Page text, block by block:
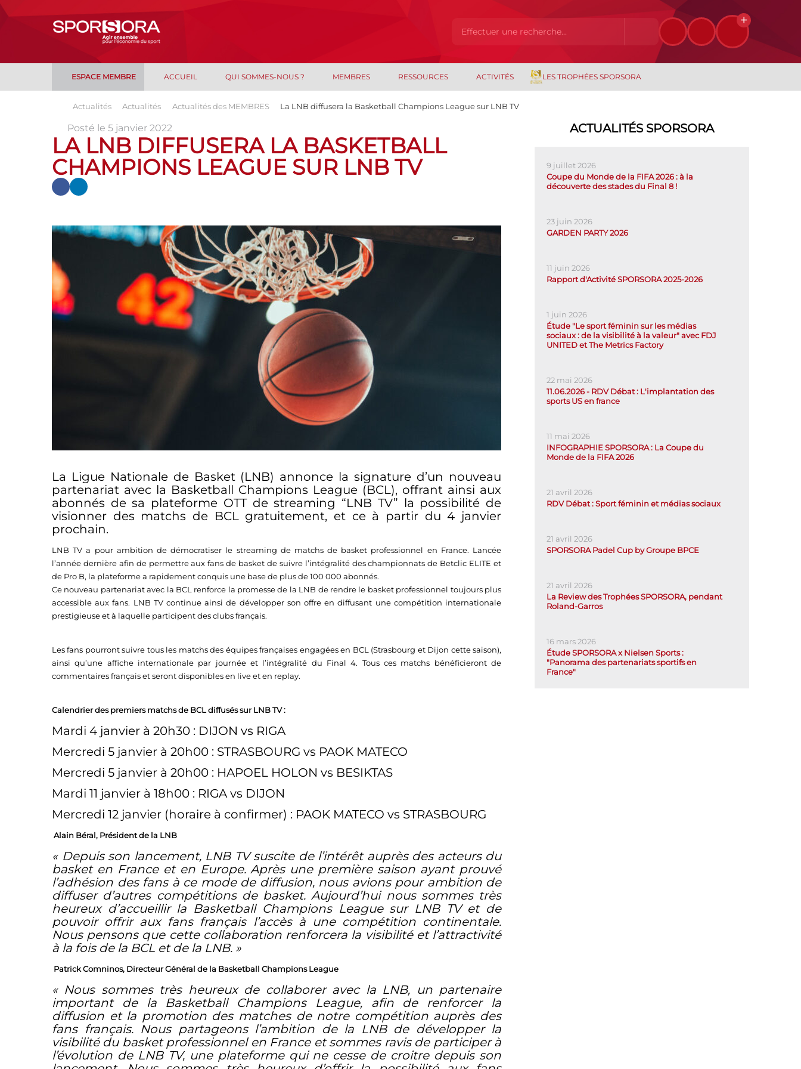
ESPACE MEMBRE ACCUEIL QUI SOMMES-NOUS ? MEMBRES RESSOURCES ACTIVITÉS LES TROPHÉES SPORSORA
Actualités Actualités Actualités des MEMBRES La LNB diffusera la Basketball Champions League sur LNB TV
Posté le 5 janvier 2022
LA LNB DIFFUSERA LA BASKETBALL
CHAMPIONS LEAGUE SUR LNB TV
La Ligue Nationale de Basket (LNB) annonce la signature d’un nouveau
partenariat avec la Basketball Champions League (BCL), offrant ainsi aux
abonnés de sa plateforme OTT de streaming “LNB TV” la possibilité de
visionner des matchs de BCL gratuitement, et ce à partir du 4 janvier
prochain.
LNB TV a pour ambition de démocratiser le streaming de matchs de basket professionnel en France. Lancée
l’année dernière afin de permettre aux fans de basket de suivre l’intégralité des championnats de Betclic ELITE et
de Pro B, la plateforme a rapidement conquis une base de plus de 100 000 abonnés.
Ce nouveau partenariat avec la BCL renforce la promesse de la LNB de rendre le basket professionnel toujours plus
accessible aux fans. LNB TV continue ainsi de développer son offre en diffusant une compétition internationale
prestigieuse et à laquelle participent des clubs français.
Les fans pourront suivre tous les matchs des équipes françaises engagées en BCL (Strasbourg et Dijon cette saison),
ainsi qu’une affiche internationale par journée et l’intégralité du Final 4. Tous ces matchs bénéficieront de
commentaires français et seront disponibles en live et en replay.
Calendrier des premiers matchs de BCL diffusés sur LNB TV :
Mardi 4 janvier à 20h30 : DIJON vs RIGA
Mercredi 5 janvier à 20h00 : STRASBOURG vs PAOK MATECO
Mercredi 5 janvier à 20h00 : HAPOEL HOLON vs BESIKTAS
Mardi 11 janvier à 18h00 : RIGA vs DIJON
Mercredi 12 janvier (horaire à confirmer) : PAOK MATECO vs STRASBOURG
Alain Béral, Président de la LNB
« Depuis son lancement, LNB TV suscite de l’intérêt auprès des acteurs du
basket en France et en Europe. Après une première saison ayant prouvé
l’adhésion des fans à ce mode de diffusion, nous avions pour ambition de
diffuser d’autres compétitions de basket. Aujourd’hui nous sommes très
heureux d’accueillir la Basketball Champions League sur LNB TV et de
pouvoir offrir aux fans français l’accès à une compétition continentale.
Nous pensons que cette collaboration renforcera la visibilité et l’attractivité
à la fois de la BCL et de la LNB. »
Patrick Comninos, Directeur Général de la Basketball Champions League
« Nous sommes très heureux de collaborer avec la LNB, un partenaire
important de la Basketball Champions League, afin de renforcer la
diffusion et la promotion des matches de notre compétition auprès des
fans français. Nous partageons l’ambition de la LNB de développer la
visibilité du basket professionnel en France et sommes ravis de participer à
l’évolution de LNB TV, une plateforme qui ne cesse de croitre depuis son
ACTUALITÉS SPORSORA
9 juillet 2026
Coupe du Monde de la FIFA 2026 : à la
découverte des stades du Final 8 !
23 juin 2026
GARDEN PARTY 2026
11 juin 2026
Rapport d'Activité SPORSORA 2025-2026
1 juin 2026
Étude "Le sport féminin sur les médias
sociaux : de la visibilité à la valeur" avec FDJ
UNITED et The Metrics Factory
22 mai 2026
11.06.2026 - RDV Débat : L'implantation des
sports US en france
11 mai 2026
INFOGRAPHIE SPORSORA : La Coupe du
Monde de la FIFA 2026
21 avril 2026
RDV Débat : Sport féminin et médias sociaux
21 avril 2026
SPORSORA Padel Cup by Groupe BPCE
21 avril 2026
La Review des Trophées SPORSORA, pendant
Roland-Garros
16 mars 2026
Étude SPORSORA x Nielsen Sports :
"Panorama des partenariats sportifs en
France"